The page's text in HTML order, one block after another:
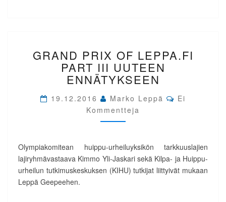
PRIX
OF
LEPPA.FI
PART
III
UUTEEN
ENNÄTYKSEEN
GRAND PRIX OF LEPPA.FI
PART III UUTEEN
ENNÄTYKSEEN
19.12.2016 Marko Leppä Comments
Ei
Kommentteja
Olympiakomitean huippu-urheiluyksikön tarkkuuslajien
lajiryhmävastaava Kimmo Yli-Jaskari sekä Kilpa- ja Huippu-
urheilun tutkimuskeskuksen (KIHU) tutkijat liittyivät mukaan
Leppä Geepeehen.